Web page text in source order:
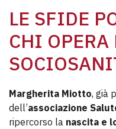
LE SFIDE
CHI OPERA
Margherita Miotto, già
dell’associazione
ripercorso la nascita e